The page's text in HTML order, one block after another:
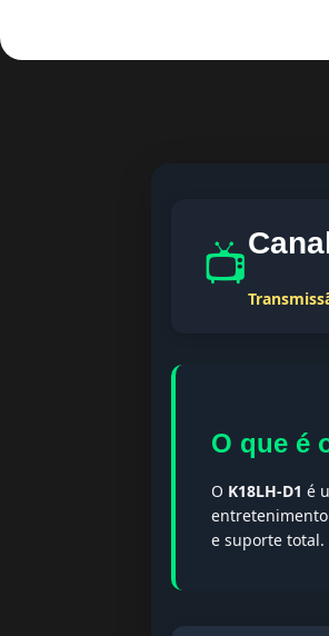
📺
O que é
O K18LH-D1 é
e suporte total.